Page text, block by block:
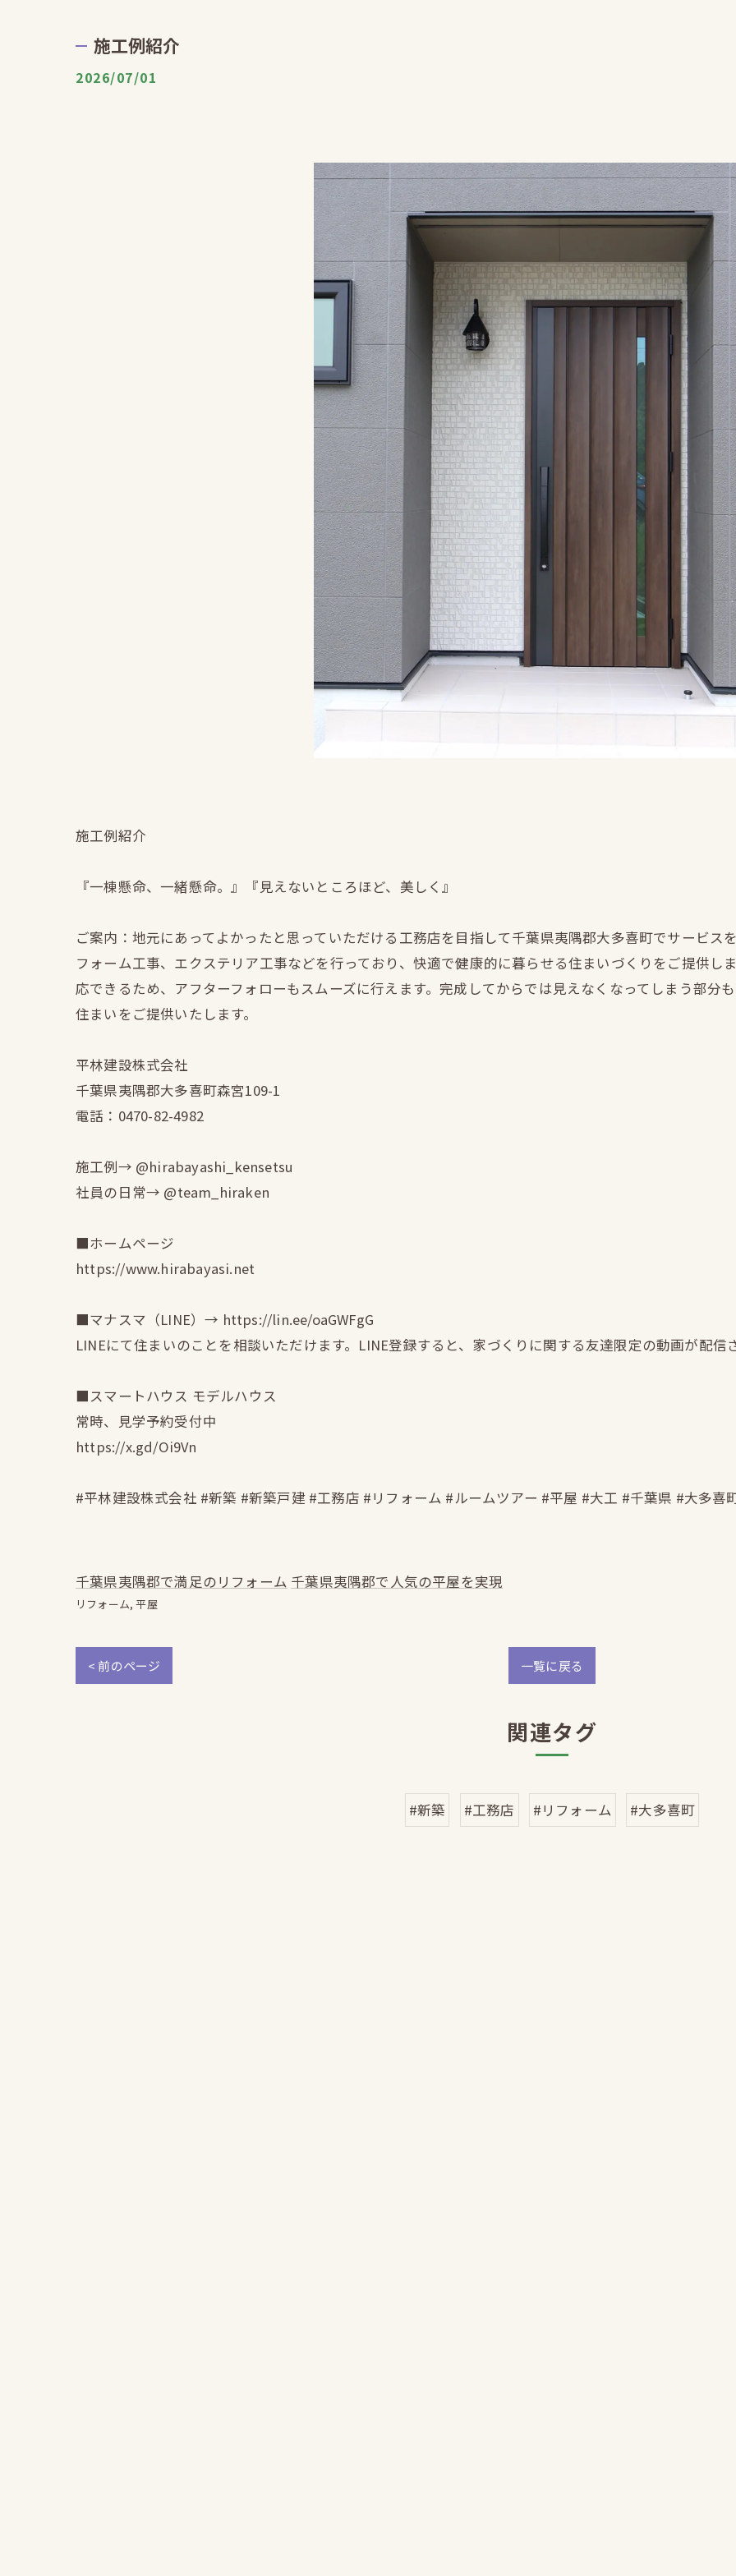
施工例紹介
2026/07/01
施工例紹介
『一棟懸命、一緒懸命。』『見えないところほど、美しく』
ご案内：地元にあってよかったと思っていただける工務店を目指して千葉県夷隅郡大多喜町でサービス
フォーム工事、エクステリア工事などを行っており、快適で健康的に暮らせる住まいづくりをご提供し
応できるため、アフターフォローもスムーズに行えます。完成してからでは見えなくなってしまう部分
住まいをご提供いたします。
平林建設株式会社
千葉県夷隅郡大多喜町森宮109-1
電話：0470-82-4982
施工例→ @hirabayashi_kensetsu
社員の日常→ @team_hiraken
■ホームページ
https://www.hirabayasi.net
■マナスマ（LINE）→ https://lin.ee/oaGWFgG
LINEにて住まいのことを相談いただけます。LINE登録すると、家づくりに関する友達限定の動画が配信
■スマートハウス モデルハウス
常時、見学予約受付中
https://x.gd/Oi9Vn
#平林建設株式会社 #新築 #新築戸建 #工務店 #リフォーム #ルームツアー #平屋 #大工 #千葉県 #大多喜
千葉県夷隅郡で満足のリフォーム 千葉県夷隅郡で人気の平屋を実現
リフォーム 平屋
< 前のページ 一覧に戻る
関連タグ
#新築 #工務店 #リフォーム #大多喜町